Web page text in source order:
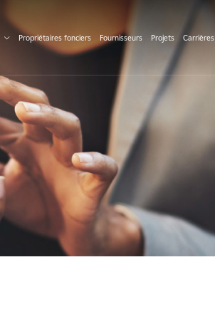
Propriétaires fonciers Fournisseurs Projets Carrières